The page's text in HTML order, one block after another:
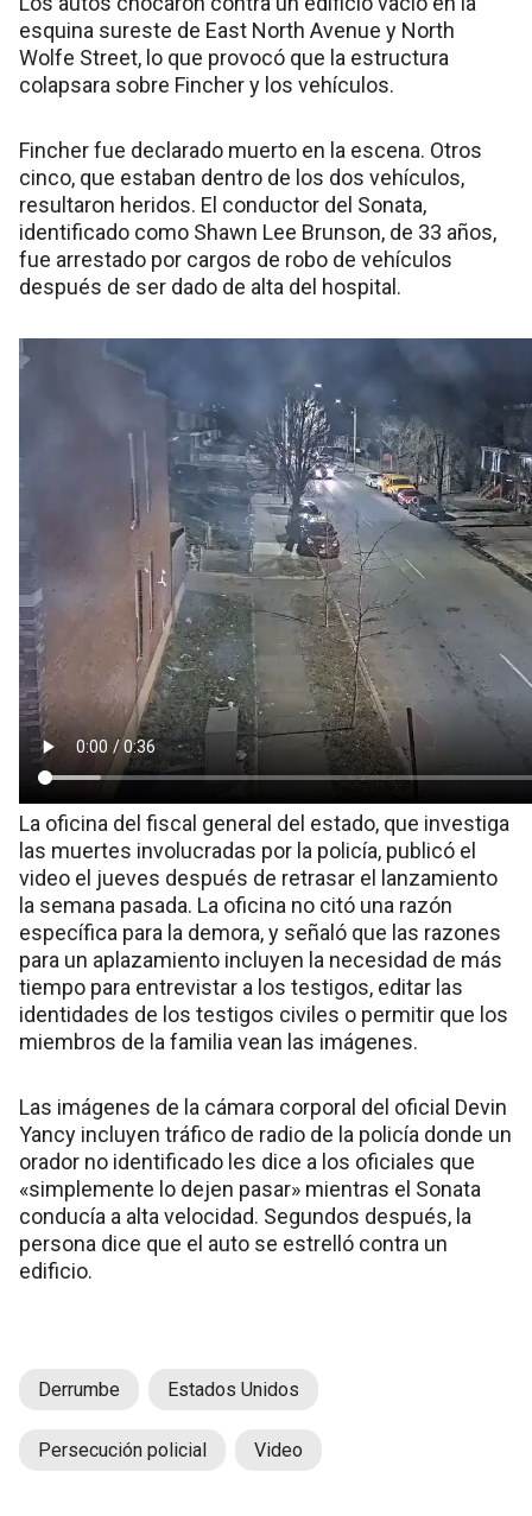
esquina sureste de East North Avenue y North
Wolfe Street, lo que provocó que la estructura
colapsara sobre Fincher y los vehículos.
Fincher fue declarado muerto en la escena. Otros
cinco, que estaban dentro de los dos vehículos,
resultaron heridos. El conductor del Sonata,
identificado como Shawn Lee Brunson, de 33 años,
fue arrestado por cargos de robo de vehículos
después de ser dado de alta del hospital.
La oficina del fiscal general del estado, que investiga
las muertes involucradas por la policía, publicó el
video el jueves después de retrasar el lanzamiento
la semana pasada. La oficina no citó una razón
específica para la demora, y señaló que las razones
para un aplazamiento incluyen la necesidad de más
tiempo para entrevistar a los testigos, editar las
identidades de los testigos civiles o permitir que los
miembros de la familia vean las imágenes.
Las imágenes de la cámara corporal del oficial Devin
Yancy incluyen tráfico de radio de la policía donde un
orador no identificado les dice a los oficiales que
«simplemente lo dejen pasar» mientras el Sonata
conducía a alta velocidad. Segundos después, la
persona dice que el auto se estrelló contra un
edificio.
Derrumbe Estados Unidos
Persecución policial Video